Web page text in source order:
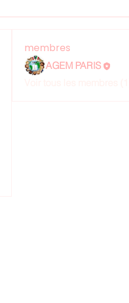
membres
AGEM PARIS